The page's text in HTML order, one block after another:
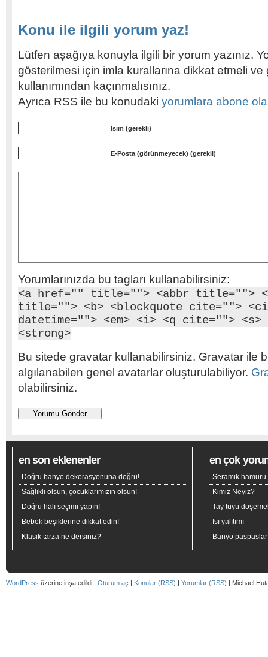
Konu ile ilgili yorum yaz!
Lütfen aşağıya konuyla ilgili bir yorum yazınız.
gösterilmesi için imla kurallarına dikkat etmeli
kullanımından kaçınmalısınız.
Ayrıca RSS ile bu konudaki yorumlara abone
İsim (gerekli)
E-Posta (görünmeyecek) (gerekli)
Yorumlarınızda bu tagları kullanabilirsiniz:
<a href="" title=""> <abbr title="">
title=""> <b> <blockquote cite="">
datetime=""> <em> <i> <q cite="">
<strong>
Bu sitede gravatar kullanabilirsiniz. Gravatar ile
algılanabilen genel avatarlar oluşturulabiliyor.
olabilirsiniz.
en son eklenenler
Doğru banyo dekorasyonuna doğru!
Sağlıklı olsun, çocuklarımızın olsun!
Doğru halı seçimi yapın!
Bebek beşiklerine dikkat edin!
Klasik tarza ne dersiniz?
en çok
Seramik hamuru
Kimiz Neyiz?
Tay tüyü
Isı yalıtımı
Banyo
WordPress üzerine inşa edildi | Oturum aç | Konular (RSS) | Yorumlar (RSS) | Michael